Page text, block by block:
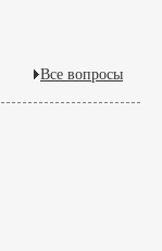
Все вопросы